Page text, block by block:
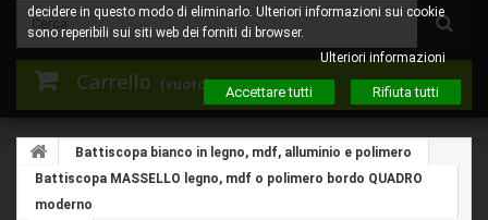
Carrello (vuoto)
Battiscopa bianco in legno, mdf, alluminio e polimero
Battiscopa MASSELLO legno, mdf o polimero bordo QUADRO
moderno
decidere in questo modo di eliminarlo. Ulteriori informazioni sui cookie
sono reperibili sui siti web dei forniti di browser.
Ulteriori informazioni
Accettare tutti Rifiuta tutti